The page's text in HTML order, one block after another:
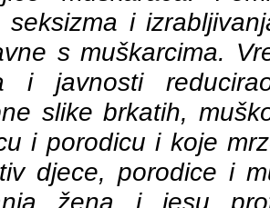
seksizma i
s muškarcima.
i javnosti
slike brkatih,
i porodicu i koje
djece, porodice i
žena i jesu